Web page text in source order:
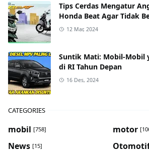
Tips Cerdas Mengatur
Honda Beat Agar Tidak
12 Mar, 2024
Suntik Mati: Mobil-Mobil
di RI Tahun Depan
16 Des, 2024
CATEGORIES
mobil [758] motor
News [15]